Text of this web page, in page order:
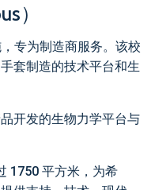
）
专为制造商服务。该校
套制造的技术平台和生
开发的生物力学平台与
1750 平方米，为希